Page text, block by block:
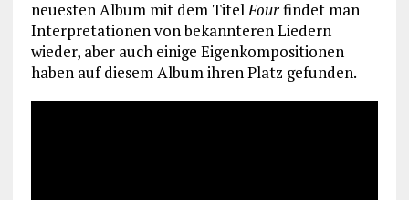
neuesten Album mit dem Titel Fourfindet man
Interpretationen von bekannteren Liedern
wieder, aber auch einige Eigenkompositionen
haben auf diesem Album ihren Platz gefunden.